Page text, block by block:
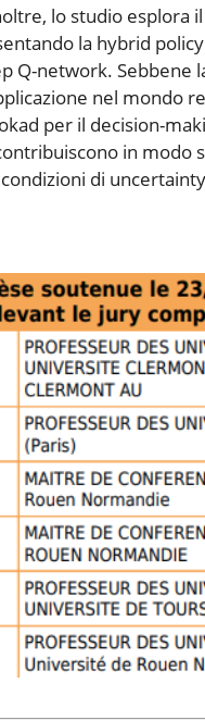
lo studio
la hybrid
Q-network.
nel mondo
per il decision-
in
di